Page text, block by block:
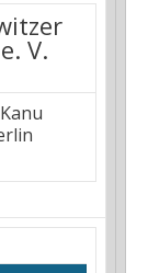
V.